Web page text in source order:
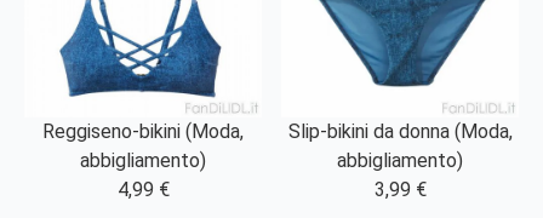
Reggiseno-bikini (Moda,
abbigliamento)
4,99 €
Slip-bikini da donna (Moda,
abbigliamento)
3,99 €